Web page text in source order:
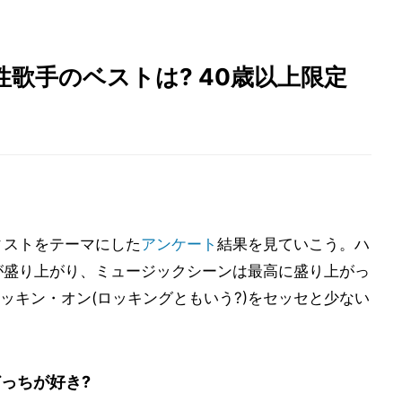
歌手のベストは? 40歳以上限定
トをテーマにしたアンケート 結果を見ていこう。ハ
り上がり、ミュージックシーンは最高に盛り上がっ
キン・オン(ロッキングともいう?)をセッセと少ない
ちが好き?